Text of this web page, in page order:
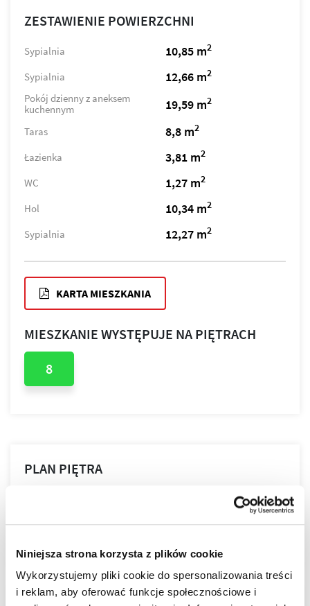
Niniejsza strona korzysta z plików cookie
Wykorzystujemy pliki cookie do spersonalizowania treści
i reklam, aby oferować funkcje społecznościowe i
ZESTAWIENIE POWIERZCHNI
Sypialnia 10,85 m2
Sypialnia 12,66 m2
Pokój dzienny z aneksem
kuchennym
19,59 m2
Taras 8,8 m2
Łazienka 3,81 m2
WC 1,27 m2
Hol 10,34 m2
Sypialnia 12,27 m2
KARTA MIESZKANIA
MIESZKANIE WYSTĘPUJE NA PIĘTRACH
8
PLAN PIĘTRA